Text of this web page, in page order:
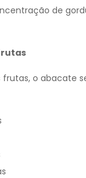
de
o abacate